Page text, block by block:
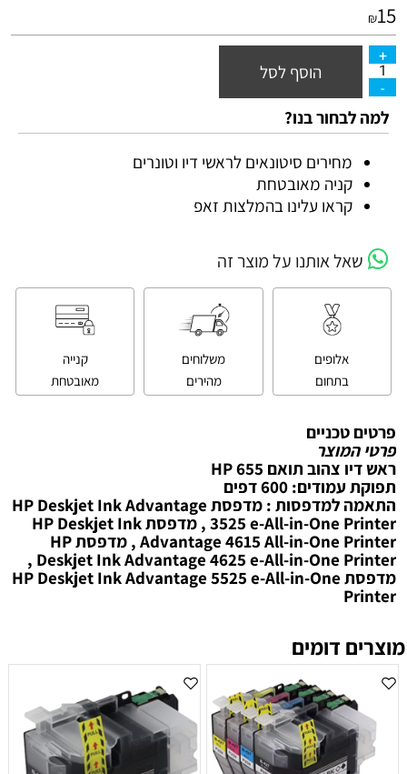
₪15
הוסף לסל
למה לבחור בנו?
מחירים סיטונאים לראשי דיו וטונרים
קניה מאובטחת
קראו עלינו בהמלצות זאפ
שאל אותנו על מוצר זה
אלופים
בתחום
משלוחים
מהירים
קנייה
מאובטחת
פרטים טכניים
פרטי המוצר
ראש דיו צהוב תואם HP 655
תפוקת עמודים: 600 דפים
התאמה למדפסות : מדפסת HP Deskjet Ink Advantage
3525 e-All-in-One Printer , מדפסת HP Deskjet Ink
Advantage 4615 All-in-One Printer , מדפסת HP
Deskjet Ink Advantage 4625 e-All-in-One Printer ,
מדפסת HP Deskjet Ink Advantage 5525 e-All-in-One
Printer
מוצרים דומים